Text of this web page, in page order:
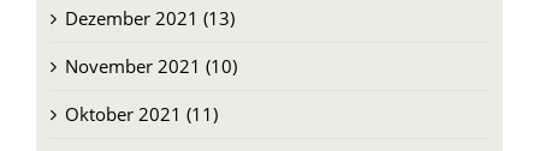
Dezember 2021 (13)
November 2021 (10)
Oktober 2021 (11)